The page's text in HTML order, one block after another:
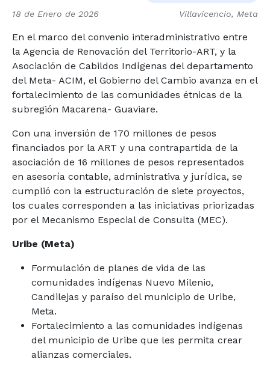
18 de Enero de 2026 Villavicencio, Meta
En el marco del convenio interadministrativo entre
la Agencia de Renovación del Territorio-ART, y la
Asociación de Cabildos Indígenas del departamento
del Meta- ACIM, el Gobierno del Cambio avanza en el
fortalecimiento de las comunidades étnicas de la
subregión Macarena- Guaviare.
Con una inversión de 170 millones de pesos
financiados por la ART y una contrapartida de la
asociación de 16 millones de pesos representados
en asesoría contable, administrativa y jurídica, se
cumplió con la estructuración de siete proyectos,
los cuales corresponden a las iniciativas priorizadas
por el Mecanismo Especial de Consulta (MEC).
Uribe (Meta)
Formulación de planes de vida de las
comunidades indígenas Nuevo Milenio,
Candilejas y paraíso del municipio de Uribe,
Meta.
Fortalecimiento a las comunidades indígenas
del municipio de Uribe que les permita crear
alianzas comerciales.